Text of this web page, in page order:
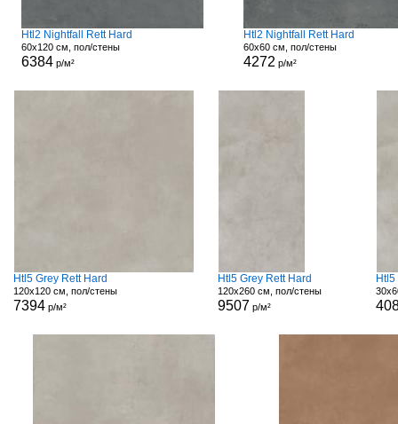
Htl2 Nightfall Rett Hard
60x120 см, пол/стены
6384 р/м²
Htl2 Nightfall Rett Hard
60x60 см, пол/стены
4272 р/м²
Htl5 Grey Rett Hard
120x120 см, пол/стены
7394 р/м²
Htl5 Grey Rett Hard
120x260 см, пол/стены
9507 р/м²